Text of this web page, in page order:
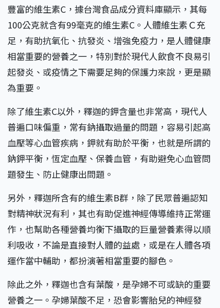
豐富的維生素C，據台灣食品成分資料庫顯示，其每
100公克就含有99毫克的維生素C。人體維生素Ｃ充
足，有助抗氧化、抗發炎、增強免疫力，是人體健康
相當重要的營養之一，特別對於現代人飲食不良易引
起發炎、或疫情之下需要足夠的保護力來說，更是顯
為重要。
除了維生素C以外，釋迦的鉀含量也非常高，現代人
普遍口味偏重，常有鈉攝取過量的問題，容易引起高
血壓等心血管疾病，鉀就有助於平衡，也就是所謂的
鈉鉀平衡，恆定血壓、保養血管，有助避免心血管問
題發生、防止健康出問題。
另外，釋迦所含有的維生素B群，除了民眾普遍認知
對精神狀況有利，其也有助促進神經傳導維持正常運
作，也幫助各種營養均衡下攝取的巨量營養素得以順
利吸收，不論是直接對人體的益處，或是在人體各項
運作當中輔助，都扮演著相當重要的腳色。
除此之外，釋迦也含有葉酸，是孕婦不可或缺的重要
營養之一。孕婦葉酸不足，恐會影響胎兒的神經發